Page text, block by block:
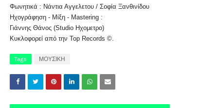
Φωνητικά : Νάντια Αγγελετου / Σοφία Ξανθινίδου
Ηχογράφηση - Μίξη - Mastering :
Γιάννης Θάνος (Studio Ηχομετρο)
Κυκλοφορεί από την Top Records ©.
Tags ΜΟΥΣΙΚΗ